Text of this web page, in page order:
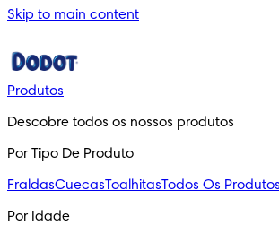
Skip to main content
Produtos
Descobre todos os nossos produtos
Por Tipo De Produto
FraldasCuecasToalhitasTodos Os Produtos
Por Idade